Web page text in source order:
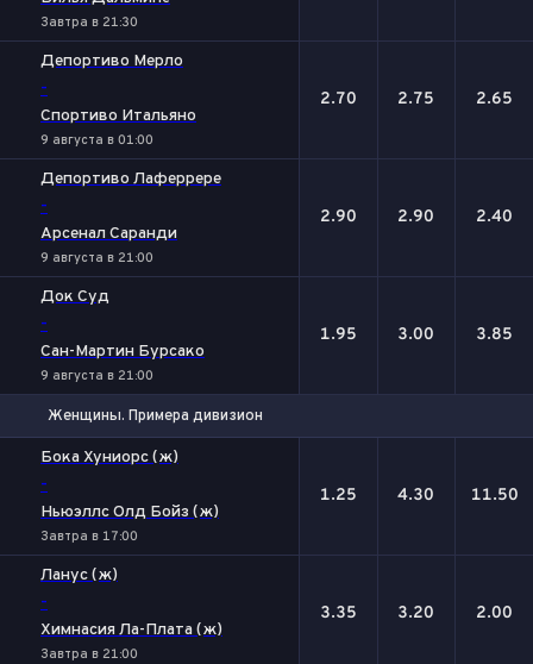
Завтра в 21:30
Депортиво Мерло
-
Спортиво Итальяно
9 августа в 01:00
2.70 2.75 2.65
Депортиво Лаферрере
-
Арсенал Саранди
9 августа в 21:00
2.90 2.90 2.40
Док Суд
-
Сан-Мартин Бурсако
9 августа в 21:00
1.95 3.00 3.85
Женщины. Примера дивизион
Бока Хуниорс (ж)
-
Ньюэллс Олд Бойз (ж)
Завтра в 17:00
1.25 4.30 11.50
Ланус (ж)
-
Химнасия Ла-Плата (ж)
Завтра в 21:00
3.35 3.20 2.00